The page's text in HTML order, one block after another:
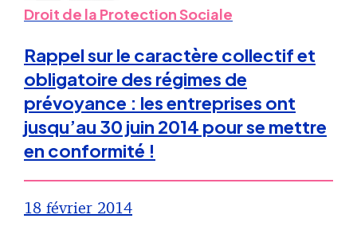
Droit de la Protection Sociale
Rappel sur le caractère collectif et
obligatoire des régimes de
prévoyance : les entreprises ont
jusqu’au 30 juin 2014 pour se mettre
en conformité !
18 février 2014